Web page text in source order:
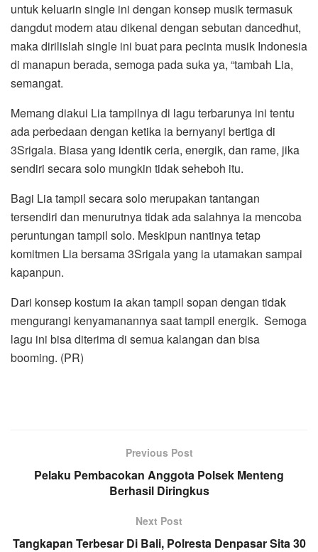
untuk keluarin single ini dengan konsep musik termasuk
dangdut modern atau dikenal dengan sebutan dancedhut,
maka dirilislah single ini buat para pecinta musik Indonesia
di manapun berada, semoga pada suka ya, “tambah Lia,
semangat.
Memang diakui Lia tampilnya di lagu terbarunya ini tentu
ada perbedaan dengan ketika ia bernyanyi bertiga di
3Srigala. Biasa yang identik ceria, energik, dan rame, jika
sendiri secara solo mungkin tidak seheboh itu.
Bagi Lia tampil secara solo merupakan tantangan
tersendiri dan menurutnya tidak ada salahnya ia mencoba
peruntungan tampil solo. Meskipun nantinya tetap
komitmen Lia bersama 3Srigala yang ia utamakan sampai
kapanpun.
Dari konsep kostum ia akan tampil sopan dengan tidak
mengurangi kenyamanannya saat tampil energik. Semoga
lagu ini bisa diterima di semua kalangan dan bisa
booming. (PR)
Previous Post
Pelaku Pembacokan Anggota Polsek Menteng
Berhasil Diringkus
Next Post
Tangkapan Terbesar Di Bali, Polresta Denpasar Sita 30